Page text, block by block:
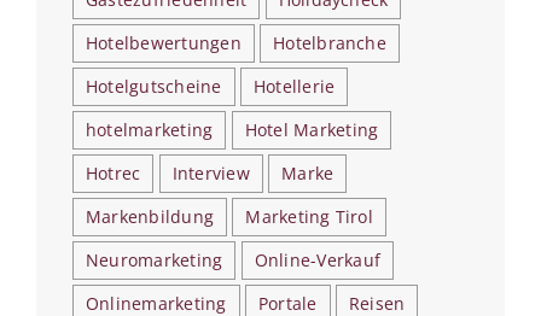
Hotelbewertungen
Hotelbranche
Hotelgutscheine
Hotellerie
hotelmarketing
Hotel Marketing
Hotrec
Interview
Marke
Markenbildung
Marketing Tirol
Neuromarketing
Online-Verkauf
Onlinemarketing
Portale
Reisen